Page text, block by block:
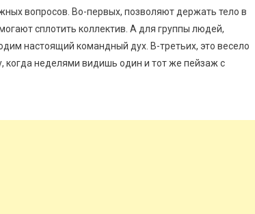
вопросов. Во-первых, позволяют держать тело в
сплотить коллектив. А для группы людей,
настоящий командный дух. В-третьих, это весело
когда неделями видишь один и тот же пейзаж с